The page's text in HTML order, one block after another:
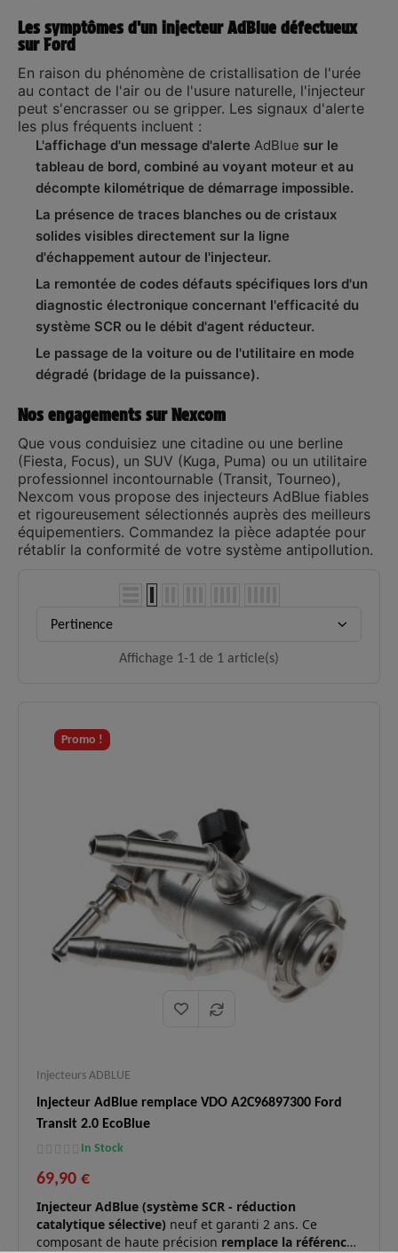
Les symptômes d'un injecteur AdBlue défectueux
sur Ford
En raison du phénomène de cristallisation de l'urée
au contact de l'air ou de l'usure naturelle, l'injecteur
peut s'encrasser ou se gripper. Les signaux d'alerte
les plus fréquents incluent :
L'affichage d'un message d'alerte AdBlue sur le
tableau de bord, combiné au voyant moteur et au
décompte kilométrique de démarrage impossible.
La présence de traces blanches ou de cristaux
solides visibles directement sur la ligne
d'échappement autour de l'injecteur.
La remontée de codes défauts spécifiques lors d'un
diagnostic électronique concernant l'efficacité du
système SCR ou le débit d'agent réducteur.
Le passage de la voiture ou de l'utilitaire en mode
dégradé (bridage de la puissance).
Nos engagements sur Nexcom
Que vous conduisiez une citadine ou une berline
(Fiesta, Focus), un SUV (Kuga, Puma) ou un utilitaire
professionnel incontournable (Transit, Tourneo),
Nexcom vous propose des injecteurs AdBlue fiables
et rigoureusement sélectionnés auprès des meilleurs
équipementiers. Commandez la pièce adaptée pour
rétablir la conformité de votre système antipollution.
Pertinence
Affichage 1-1 de 1 article(s)
Promo !
Injecteurs ADBLUE
Injecteur AdBlue remplace VDO A2C96897300 Ford
Transit 2.0 EcoBlue
In Stock
69,90 €
Injecteur AdBlue (système SCR - réduction
catalytique sélective) neuf et garanti 2 ans. Ce
composant de haute précision remplace la référence